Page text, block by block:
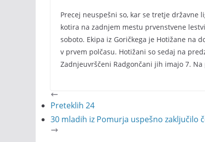
Precej neuspešni so, kar se tretje državne
kotira na zadnjem mestu prvenstvene
soboto. Ekipa iz Goričkega je Hotižane na
v prvem polčasu. Hotižani so sedaj na
Zadnjeuvrščeni Radgončani jih imajo 7.
Preteklih 24
30 mladih iz Pomurja uspešno zaključilo